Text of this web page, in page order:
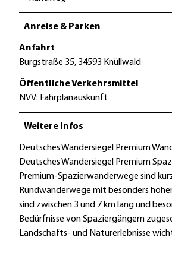
Anreise & Parken
Anfahrt
Burgstraße 35, 34593 Knüllwald
Öffentliche Verkehrsmittel
NVV: Fahrplanauskunft
Weitere Infos
Deutsches Wandersiegel Premium
Deutsches Wandersiegel Premium
Premium-Spazierwanderwege sind
Rundwanderwege mit besonders
sind zwischen 3 und 7 km lang und
Bedürfnisse von Spaziergängern
Landschafts- und Naturerlebnisse